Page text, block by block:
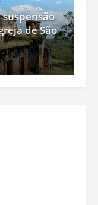
suspensão
de São